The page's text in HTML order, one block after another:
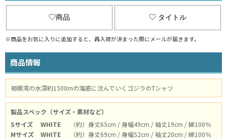
商品 タイトル
※商品をお気に入りに追加すると、再入荷が決まった際にメールが届きます。
商品情報
相模湾の水深約1500mの海底に沈んでいくゴジラのTシャツ
製品スペック（サイズ・素材など）
Sサイズ
WHITE
（約）身丈65cm / 身幅49cm / 袖丈19cm / 綿100％
Mサイズ
WHITE
（約）身丈69cm / 身幅52cm / 袖丈20cm / 綿100％